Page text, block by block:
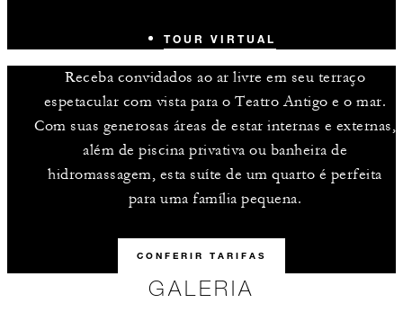
TOUR VIRTUAL
Receba convidados ao ar livre em seu terraço
espetacular com vista para o Teatro Antigo e o mar.
Com suas generosas áreas de estar internas e externas,
além de piscina privativa ou banheira de
hidromassagem, esta suíte de um quarto é perfeita
para uma família pequena.
CONFERIR TARIFAS
GALERIA